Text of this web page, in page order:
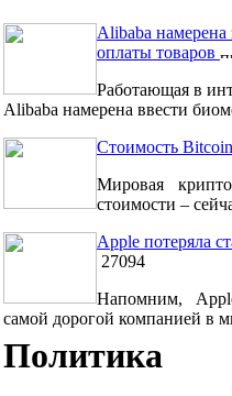
Alibaba намерена
оплаты товаров
Работающая в
Alibaba намерена ввести
Стоимость
Мировая
стоимости –
Apple потеряла
27094
Напомним,
самой дорогой компанией в
Политика